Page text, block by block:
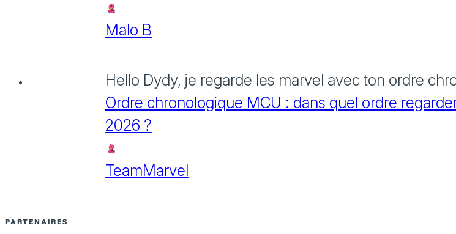
Malo B
Hello Dydy, je regarde les marvel avec ton ordre
Ordre chronologique MCU : dans quel ordre
2026 ?
TeamMarvel
PARTENAIRES